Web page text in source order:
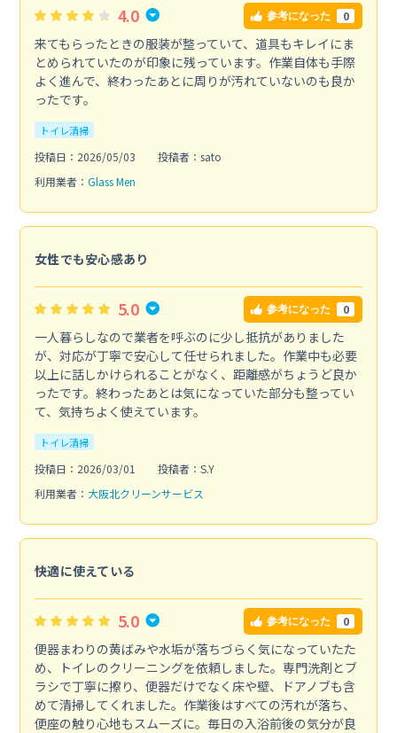
4.0 参考になった 0
来てもらったときの服装が整っていて、道具もキレイにま
とめられていたのが印象に残っています。作業自体も手際
よく進んで、終わったあとに周りが汚れていないのも良か
ったです。
トイレ清掃
投稿日：2026/05/03
投稿者：sato
利用業者： Glass Men
女性でも安心感あり
5.0 参考になった 0
一人暮らしなので業者を呼ぶのに少し抵抗がありました
が、対応が丁寧で安心して任せられました。作業中も必要
以上に話しかけられることがなく、距離感がちょうど良か
ったです。終わったあとは気になっていた部分も整ってい
て、気持ちよく使えています。
トイレ清掃
投稿日：2026/03/01
投稿者：S.Y
利用業者： 大阪北クリーンサービス
快適に使えている
5.0 参考になった 0
便器まわりの黄ばみや水垢が落ちづらく気になっていたた
め、トイレのクリーニングを依頼しました。専門洗剤とブ
ラシで丁寧に擦り、便器だけでなく床や壁、ドアノブも含
めて清掃してくれました。作業後はすべての汚れが落ち、
便座の触り心地もスムーズに。毎日の入浴前後の気分が良